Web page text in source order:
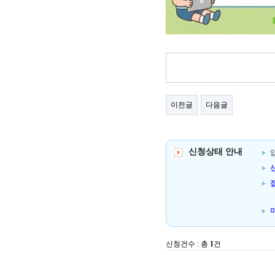
이전글 다음글
신청상태 안내
신청건수 : 총 1건